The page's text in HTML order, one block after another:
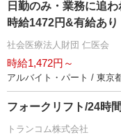
日勤のみ・業務に追
時給1472円&有給あり
社会医療法人財団 仁医会
時給1,472円～
アルバイト・パート / 東京
フォークリフト/24時
トランコム株式会社